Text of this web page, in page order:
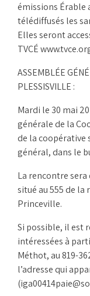
émissions Érable
télédiffusés les
Elles seront
TVCÉ
ASSEMBLÉE
PLESSISVILLE :
Mardi le 30 mai
générale de la
de la coopérative
général, dans le
La rencontre
situé au 555 de la
Princeville.
Si possible, il est
intéressées à
Méthot, au 819-
l’adresse qui